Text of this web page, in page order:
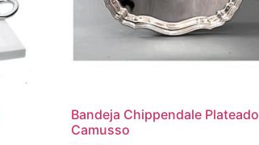
Bandeja Chippendale Plateado
Camusso